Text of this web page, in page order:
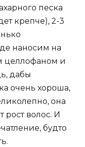
песка
крепче), 2-3
наносим на
целлофаном и
дабы
очень хороша,
она
рост волос. И
будто